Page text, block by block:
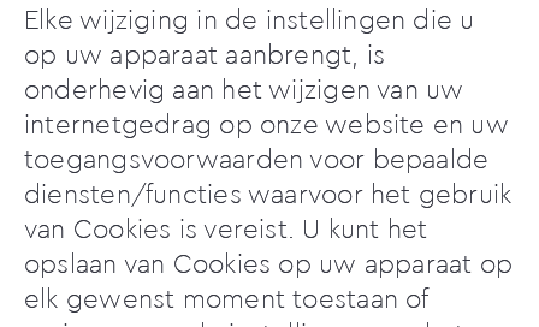
Elke wijziging in de instellingen die u
op uw apparaat aanbrengt, is
onderhevig aan het wijzigen van uw
internetgedrag op onze website en uw
toegangsvoorwaarden voor bepaalde
diensten/functies waarvoor het gebruik
van Cookies is vereist. U kunt het
opslaan van Cookies op uw apparaat op
elk gewenst moment toestaan of